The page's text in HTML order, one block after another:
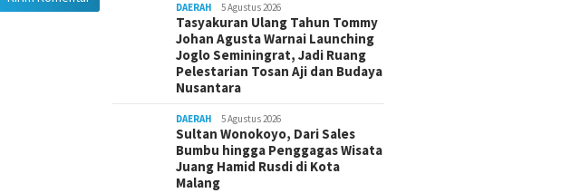
DAERAH 5 Agustus 2026
Tasyakuran Ulang Tahun Tommy
Johan Agusta Warnai Launching
Joglo Seminingrat, Jadi Ruang
Pelestarian Tosan Aji dan Budaya
Nusantara
DAERAH 5 Agustus 2026
Sultan Wonokoyo, Dari Sales
Bumbu hingga Penggagas Wisata
Juang Hamid Rusdi di Kota
Malang